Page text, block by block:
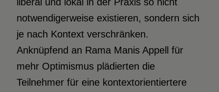
notwendigerweise existieren, sondern sich
je nach Kontext verschränken.
Anknüpfend an Rama Manis Appell für
mehr Optimismus plädierten die
Teilnehmer für eine kontextorientiertere